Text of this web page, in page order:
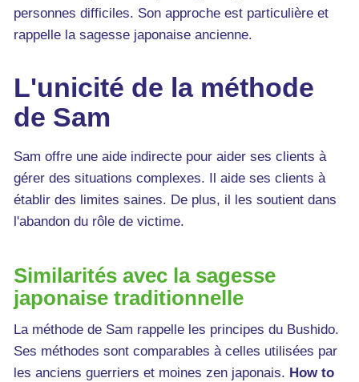
personnes difficiles. Son approche est particulière et
rappelle la sagesse japonaise ancienne.
L'unicité de la méthode
de Sam
Sam offre une aide indirecte pour aider ses clients à
gérer des situations complexes. Il aide ses clients à
établir des limites saines. De plus, il les soutient dans
l'abandon du rôle de victime.
Similarités avec la sagesse
japonaise traditionnelle
La méthode de Sam rappelle les principes du Bushido.
Ses méthodes sont comparables à celles utilisées par
les anciens guerriers et moines zen japonais. How to